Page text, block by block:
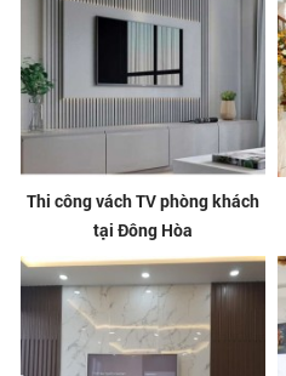
Thi công vách TV phòng khách
tại Đông Hòa